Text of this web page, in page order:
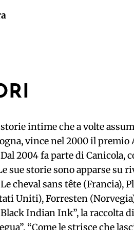
intime che a volte
vince nel 2000 il
2004 fa parte di
sue storie sono apparse su
cheval sans tête (Francia),
Uniti), Forresten
Indian Ink”, la raccolta
“Come le strisce che